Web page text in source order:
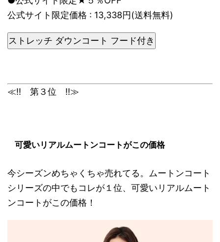
公式サイト限定価格 : 13,338円(送料無料)
ストレッチ ダウンコート フード付き
≪!! 第３位 !!≫
可愛いリアルムートンコートがこの価格
今シーズンめちゃくちゃ売れてる。ムートンコート
シリーズの中でもコレが１位、可愛いリアルムート
ンコートがこの価格！